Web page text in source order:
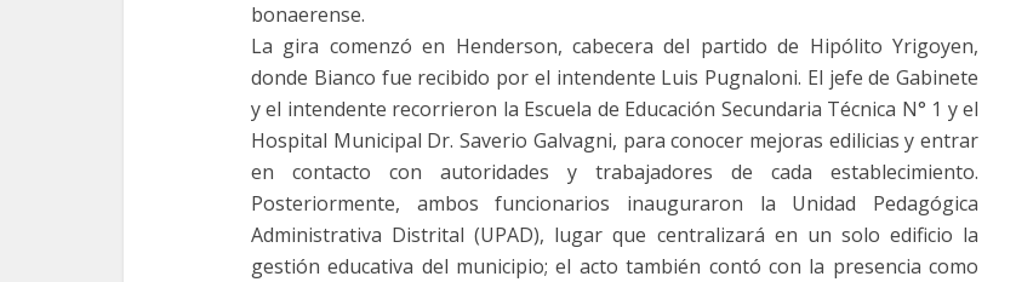
bonaerense.
La gira comenzó en Henderson, cabecera del partido de Hipólito Yrigoyen,
donde Bianco fue recibido por el intendente Luis Pugnaloni. El jefe de Gabinete
y el intendente recorrieron la Escuela de Educación Secundaria Técnica N° 1 y el
Hospital Municipal Dr. Saverio Galvagni, para conocer mejoras edilicias y entrar
en contacto con autoridades y trabajadores de cada establecimiento.
Posteriormente, ambos funcionarios inauguraron la Unidad Pedagógica
Administrativa Distrital (UPAD), lugar que centralizará en un solo edificio la
gestión educativa del municipio; el acto también contó con la presencia como